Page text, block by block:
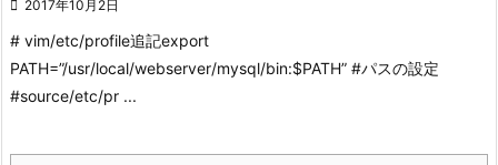
 2017年10月2日
# vim/etc/profile追記export
PATH=”/usr/local/webserver/mysql/bin:$PATH” #パスの設定
#source/etc/pr ...